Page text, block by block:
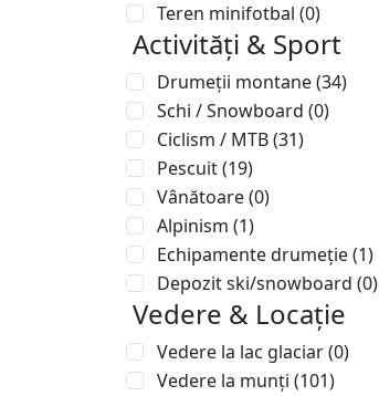
Teren minifotbal (0)
Activități & Sport
Drumeții montane(34)
Schi / Snowboard (0)
Ciclism / MTB(31)
Pescuit(19)
Vânătoare(0)
Alpinism (1)
Echipamente drumeție(1)
Depozit ski/snowboard (0)
Vedere & Locație
Vedere la lac glaciar(0)
Vedere la munți (101)